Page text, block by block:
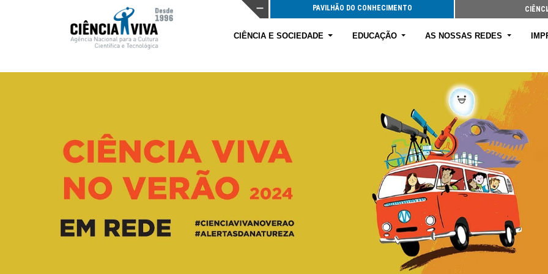
PAVILHÃO DO CONHECIMENTO
CIÊNCIA E SOCIEDADE EDUCAÇÃO AS NOSSAS REDES